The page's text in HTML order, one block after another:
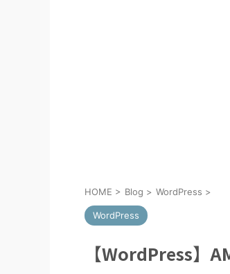
HOME > Blog > WordPress >
WordPress
【WordPress】